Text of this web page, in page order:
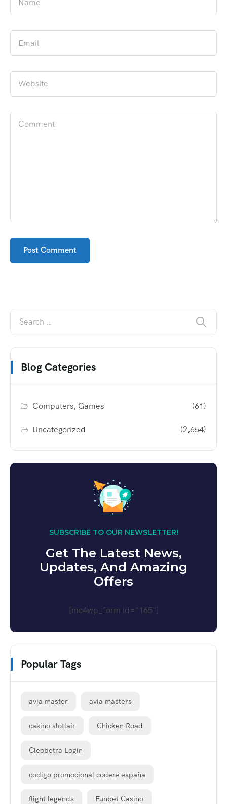
Blog Categories
Computers, Games (61)
Uncategorized (2,654)
SUBSCRIBE TO OUR NEWSLETTER!
Get The Latest News,
Updates, And Amazing
Offers
[mc4wp_form id="165"]
Popular Tags
avia master avia masters
casino slotlair Chicken Road
Cleobetra Login
codigo promocional codere españa
flight legends Funbet Casino